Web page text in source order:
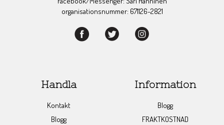
organisationsnummer: 671126-2821
Handla
Kontakt
Blogg
Information
Blogg
FRAKTKOSTNAD